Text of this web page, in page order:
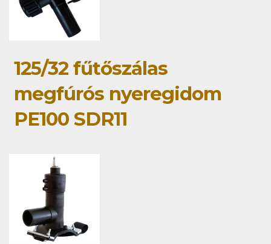
125/32 fűtőszálas
megfúrós nyeregidom
PE100 SDR11